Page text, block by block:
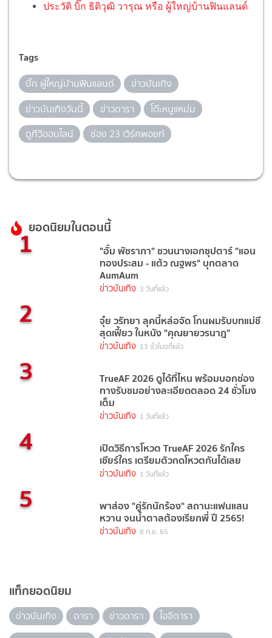
ประวัติ บิ๊ก ธิติวุฒิ วารุณ หรือ ผู้ใหญ่บ้านฟินแลนด์
Tags
บิ๊ก ผู้ใหญ่บ้านฟินแลนด์
ข่าวบันเทิง
ข่าวบันเทิงวันนี้
ข่าวดารา
โต๊ะหนูแหม่ม
ดูทีวีออนไลน์
ช่อง 23 เวิร์คพอยท์
ยอดนิยมในตอนนี้
1 "อั้ม พัชราภา" ชวนนางเอกซุปตาร์ "แอน
ทองประสม - แต้ว ณฐพร" บุกตลาด
AumAum
ข่าวบันเทิง 3 วันที่แล้ว
2 จุ๋ย วรัทยา ลุคนี้หล่อจัด โกนผมรับบทแม่ชี
สุดเฟี้ยว ในหนัง "คุณยายวรนาฎ"
ข่าวบันเทิง 13 ชั่วโมงที่แล้ว
3 TrueAF 2026 ดูได้ที่ไหน พร้อมบอกช่อง
ทางรับชมอย่างละเอียดตลอด 24 ชั่วโมง
เต็ม
ข่าวบันเทิง 1 วันที่แล้ว
4 เปิดวิธีการโหวต TrueAF 2026 รักใคร
เชียร์ใคร เตรียมตัวกดโหวตกันได้เลย
ข่าวบันเทิง 1 วันที่แล้ว
5 พาส่อง "คู่รักนักร้อง" สถานะแฟนแสน
หวาน จนน้ำตาลต้องเรียกพี่ ปี 2565!
ข่าวบันเทิง 8 ก.ย. 65
แท็กยอดนิยม
ข่าวบันเทิง ดารา ข่าวดารา
ไอจีดารา